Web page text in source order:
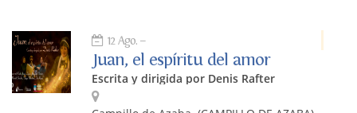
12 Ago.
Juan, el espíritu del amor
Escrita y dirigida por Denis Rafter